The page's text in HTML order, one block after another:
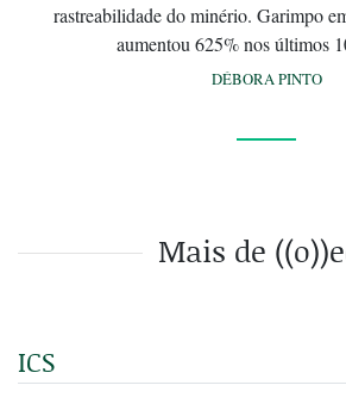
rastreabilidade do minério. Garimpo
aumentou 625% nos últimos
DÉBORA PINTO
Mais de
ICS